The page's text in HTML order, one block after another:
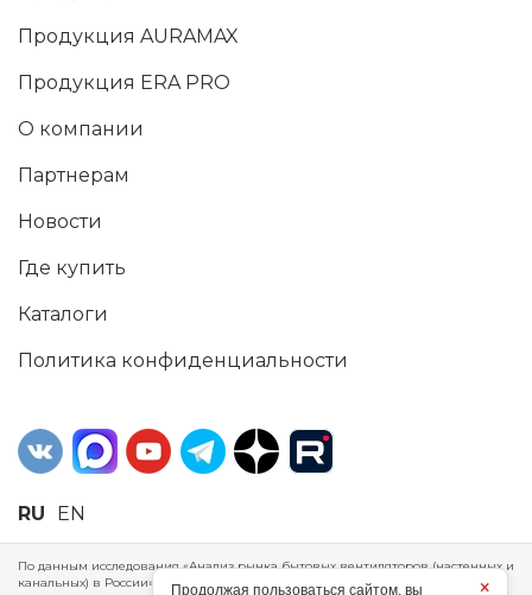
Продукция AURAMAX
Продукция ERA PRO
О компании
Партнерам
Новости
Где купить
Каталоги
Политика конфиденциальности
RU EN
По данным исследования «Анализ рынка бытовых вентиляторов (настенных и
канальных) в России», проведенного Агентством маркетинговых
×
Продолжая пользоваться сайтом, вы